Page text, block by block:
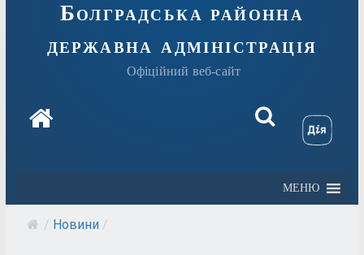
Болградська районна
державна адміністрація
Офіційний веб-сайт
МЕНЮ
/ Новини /